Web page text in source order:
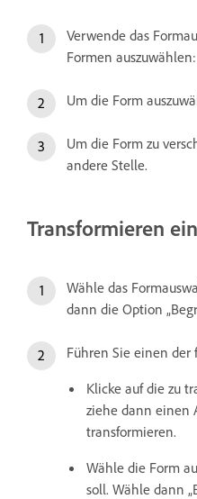
Verwende das
Formen auszuwählen:
Um die Form
Um die Form zu
andere Stelle.
Transformieren
Wähle das
dann die Option
Führen Sie einen der
Klicke auf die zu
ziehe dann einen
transformieren.
Wähle die Form
soll. Wähle dann